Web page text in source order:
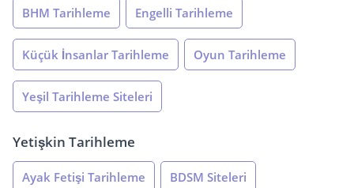
BHM Tarihleme Engelli Tarihleme
Küçük İnsanlar Tarihleme Oyun Tarihleme
Yeşil Tarihleme Siteleri
Yetişkin Tarihleme
Ayak Fetişi Tarihleme BDSM Siteleri